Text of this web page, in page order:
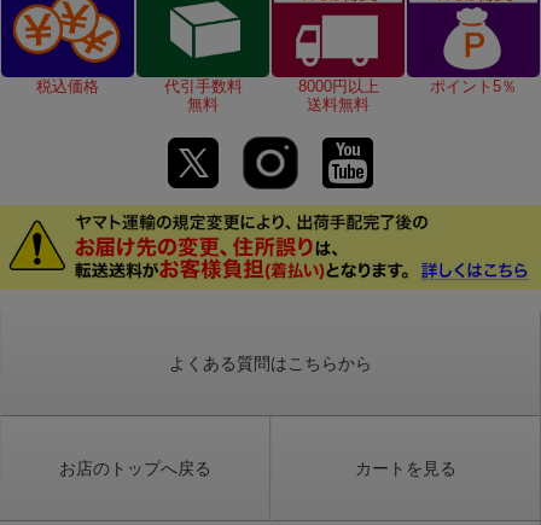
税込価格
代引手数料
無料
8000円以上
送料無料
ポイント5％
よくある質問はこちらから
お店のトップへ戻る カートを見る